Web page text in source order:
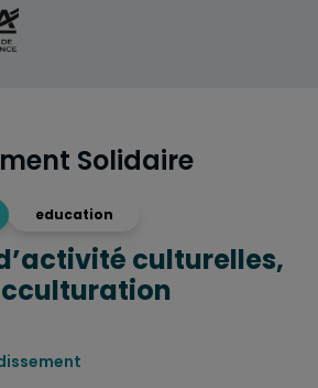
Solidaire
education
culturelles,